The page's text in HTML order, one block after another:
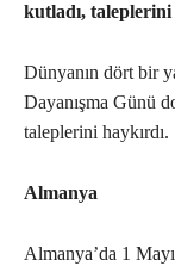
kutladı, taleplerini
Dünyanın dört bir
Dayanışma Günü
taleplerini haykırdı.
Almanya
Almanya’da 1